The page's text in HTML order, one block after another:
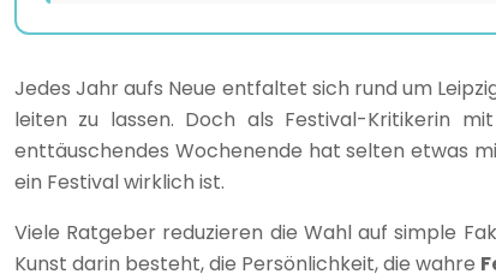
Jedes Jahr aufs Neue entfaltet sich rund um
leiten zu lassen. Doch als Festival-Kritikerin
enttäuschendes Wochenende hat selten etwas
ein Festival wirklich ist.
Viele Ratgeber reduzieren die Wahl auf simple
Kunst darin besteht, die Persönlichkeit, die wahre